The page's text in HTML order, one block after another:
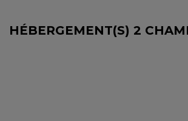
HÉBERGEMENT(S) 2